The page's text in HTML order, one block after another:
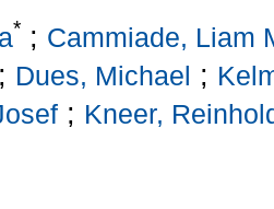
* ; Cammiade, Liam
; Dues, Michael ;
; Kneer,